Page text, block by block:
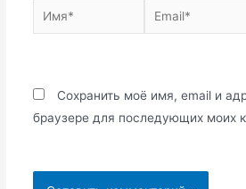
Имя* Email*
Сохранить моё имя, email и
браузере для последующих моих